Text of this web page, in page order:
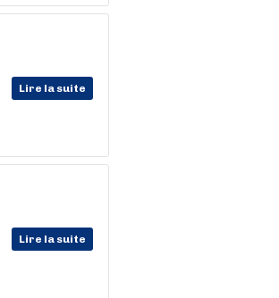
Lire la suite
Lire la suite